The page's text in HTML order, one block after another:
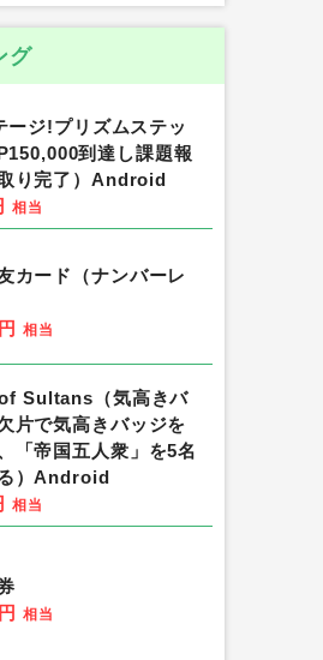
グ
ージ!プリズムステッ
到達し課題報
り完了）Android
相当
カード（ナンバーレ
相当
Sultans（気高きバ
片で気高きバッジを
「帝国五人衆」を5名
）Android
相当
相当